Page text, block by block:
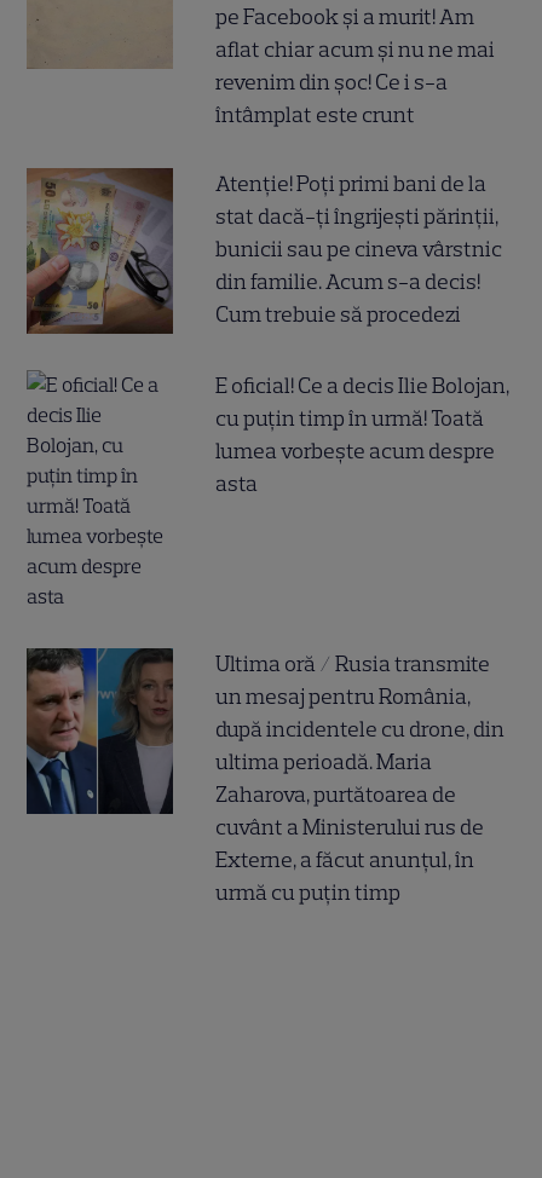
pe Facebook și a murit! Am
aflat chiar acum și nu ne mai
revenim din șoc! Ce i s-a
întâmplat este crunt
Atenție! Poți primi bani de la
stat dacă-ți îngrijești părinții,
bunicii sau pe cineva vârstnic
din familie. Acum s-a decis!
Cum trebuie să procedezi
E oficial! Ce a decis Ilie Bolojan,
cu puțin timp în urmă! Toată
lumea vorbește acum despre
asta
Ultima oră / Rusia transmite
un mesaj pentru România,
după incidentele cu drone, din
ultima perioadă. Maria
Zaharova, purtătoarea de
cuvânt a Ministerului rus de
Externe, a făcut anunțul, în
urmă cu puțin timp